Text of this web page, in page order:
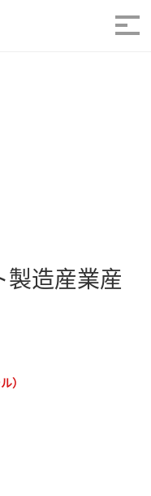
製造産業産
）